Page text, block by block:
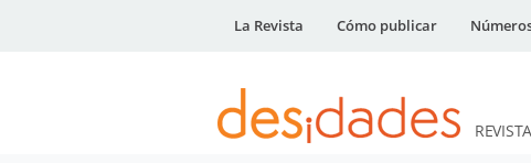
La Revista Cómo publicar